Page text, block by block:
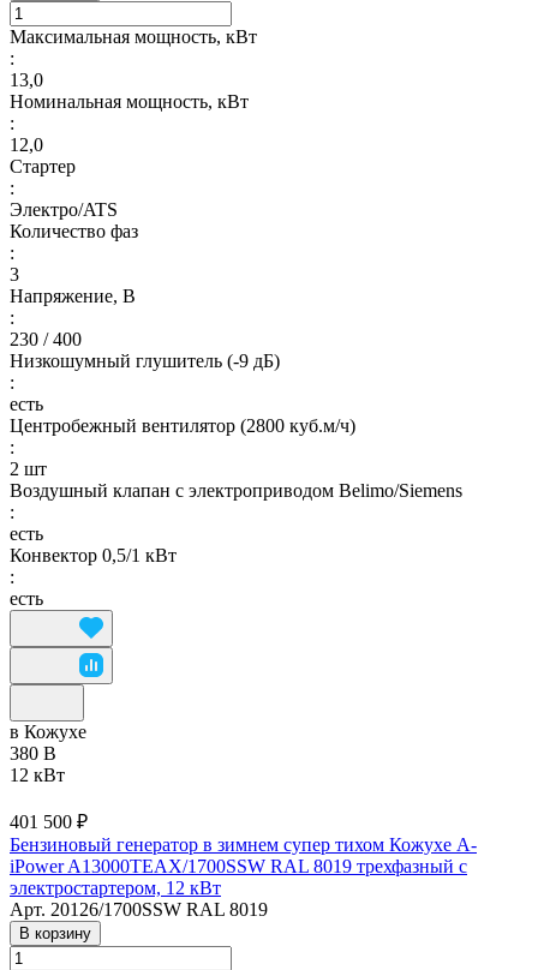
Максимальная мощность, кВт
:
13,0
Номинальная мощность, кВт
:
12,0
Стартер
:
Электро/ATS
Количество фаз
:
3
Напряжение, В
:
230 / 400
Низкошумный глушитель (-9 дБ)
:
есть
Центробежный вентилятор (2800 куб.м/ч)
:
2 шт
Воздушный клапан с электроприводом Belimo/Siemens
:
есть
Конвектор 0,5/1 кВт
:
есть
в Кожухе
380 В
12 кВт
401 500 ₽
Бензиновый генератор в зимнем супер тихом Кожухе A-
iPower A13000TEAX/1700SSW RAL 8019 трехфазный с
электростартером, 12 кВт
Арт. 20126/1700SSW RAL 8019
В корзину